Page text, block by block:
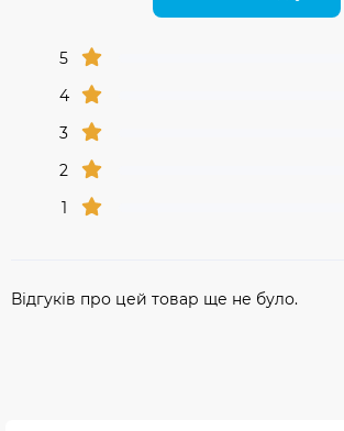
5
4
3
2
1
Відгуків про цей товар ще не було.